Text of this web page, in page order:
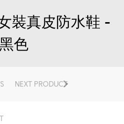
裝真皮防水鞋 -
色
NEXT PRODUCT